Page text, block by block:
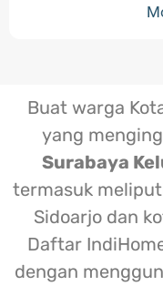
Buat warga
yang
Surabaya
termasuk
Sidoarjo dan
Daftar
dengan